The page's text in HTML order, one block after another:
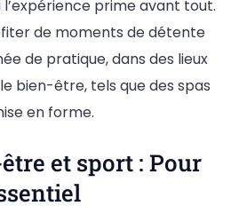
prime avant tout.
de moments de détente
de pratique, dans des lieux
bien-être, tels que des spas
en forme.
et sport : Pour